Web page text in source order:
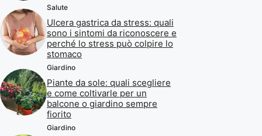
Salute
Ulcera gastrica da stress: quali
sono i sintomi da riconoscere e
perché lo stress può colpire lo
stomaco
Giardino
Piante da sole: quali scegliere
e come coltivarle per un
balcone o giardino sempre
fiorito
Giardino